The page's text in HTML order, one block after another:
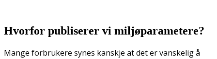
Hvorfor publiserer vi miljøparametere?
Mange forbrukere synes kanskje at det er vanskelig å